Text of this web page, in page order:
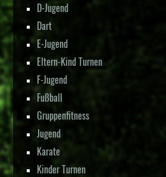
D-Jugend
Dart
E-Jugend
Eltern-Kind Turnen
F-Jugend
Fußball
Gruppenfitness
Jugend
Karate
Kinder Turnen